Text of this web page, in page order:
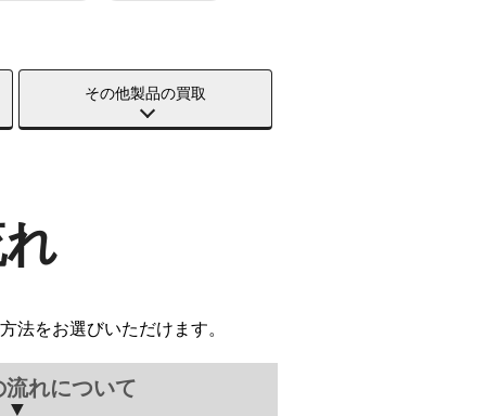
その他製品の買取
法をお選びいただけます。
れについて